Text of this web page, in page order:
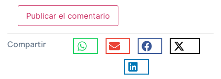
Compartir